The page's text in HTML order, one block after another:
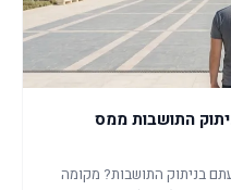
התושבות ממס
בניתוק התושבות? מקומה